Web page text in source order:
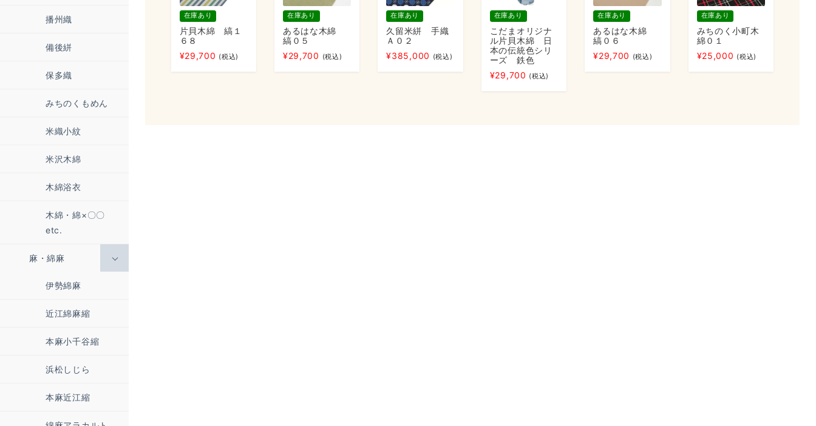
在庫あり
片貝木綿 縞１
６８
¥29,700 (税込)
在庫あり
あるはな木綿
縞０５
¥29,700 (税込)
在庫あり
久留米絣 手織
Ａ０２
¥385,000 (税込)
在庫あり
こだまオリジナ
ル片貝木綿 日
本の伝統色シリ
ーズ 鉄色
¥29,700 (税込)
在庫あり
あるはな木綿
縞０６
¥29,700 (税込)
在庫あり
みちのく小町木
綿０１
¥25,000 (税込)
播州織
備後絣
保多織
みちのくもめん
米織小紋
米沢木綿
木綿浴衣
木綿・綿×〇〇
etc.
麻・綿麻
伊勢綿麻
近江綿麻縮
本麻小千谷縮
浜松しじら
本麻近江縮